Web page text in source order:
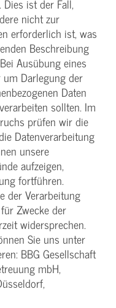
ist der Fall,
nicht zur
erforderlich ist, was
Beschreibung
Ausübung eines
Darlegung der
Daten
sollten. Im
prüfen wir die
Datenverarbeitung
unsere
aufzeigen,
fortführen.
der Verarbeitung
Zwecke der
widersprechen.
Sie uns unter
BBG Gesellschaft
mbH,